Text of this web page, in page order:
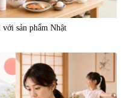
sản phẩm Nhật